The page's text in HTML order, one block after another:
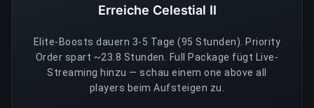
Erreiche Celestial II
Elite-Boosts dauern 3-5 Tage (95 Stunden). Priority
Order spart ~23.8 Stunden. Full Package fügt Live-
Streaming hinzu — schau einem one above all
players beim Aufsteigen zu.